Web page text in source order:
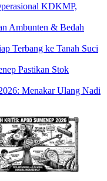
KDKMP,
Ambunten & Bedah
Terbang ke Tanah Suci
Pastikan Stok
Menakar Ulang Nadi